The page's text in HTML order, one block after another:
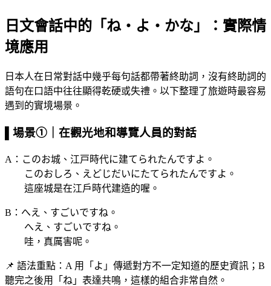
日文會話中的「ね・よ・かな」：實際情
境應用
日本人在日常對話中幾乎每句話都帶著終助詞，沒有終助詞的
語句在口語中往往顯得乾硬或失禮。以下整理了旅遊時最容易
遇到的實境場景。
▌場景①｜在觀光地和導覽人員的對話
A：このお城、江戸時代に建てられたんですよ。
このおしろ、えどじだいにたてられたんですよ。
這座城是在江戶時代建造的喔。
B：へえ、すごいですね。
へえ、すごいですね。
哇，真厲害呢。
📌 語法重點：A 用「よ」傳遞對方不一定知道的歷史資訊；B
聽完之後用「ね」表達共鳴，這樣的組合非常自然。